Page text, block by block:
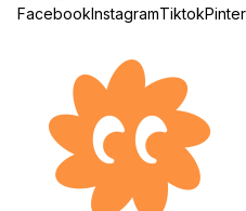
FacebookInstagramTiktok